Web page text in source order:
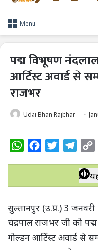
Menu
पद्म विभूषण नंदलाल
आर्टिस्ट अवार्ड से
राजभर
Udai Bhan Rajbhar
W
t
A
p
p
e
o
o
k
t
e
l
e
r
a
m
y
n
सुल्तानपुर (उ.प्र.) 3
चंद्रपाल राजभर जी को
गोल्डन आर्टिस्ट अवार्ड से